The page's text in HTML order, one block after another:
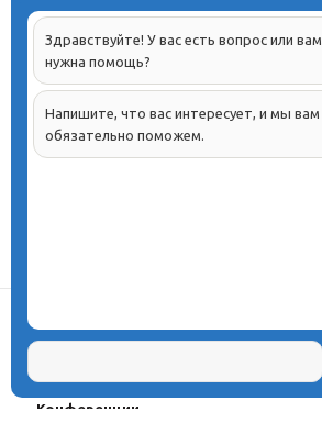
Проекты
Олимпиады
Конферeнции
Здравствуйте! У вас есть вопрос или вам
нужна помощь?
Напишите, что вас интересует, и мы вам
обязательно поможем.